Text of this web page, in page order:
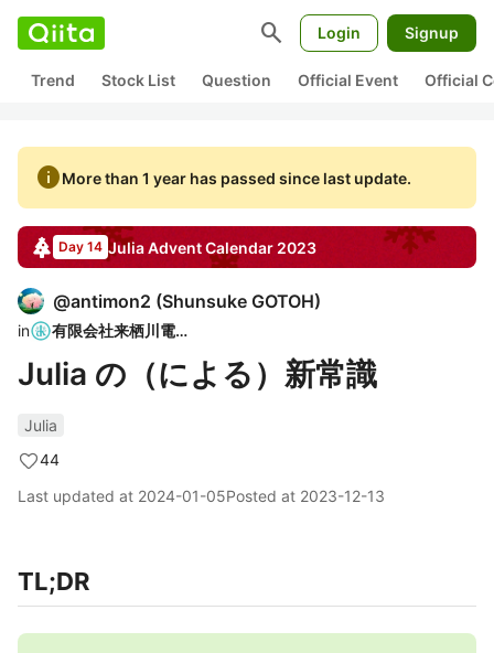
search Login Signup
Trend Stock List Question Official Event Official
infoMore than 1 year has passed since last update.
Day 14 JuliaAdvent Calendar 2023
@antimon2 (Shunsuke GOTOH)
in 有限会社来栖川電算
Julia の（による）新常識
Julia
44
Last updated at 2024-01-05Posted at 2023-12-13
TL;DR